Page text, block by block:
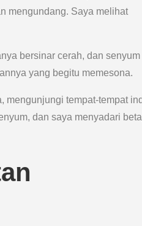
mengundang. Saya melihat
bersinar cerah, dan senyum
yang begitu memesona.
mengunjungi tempat-tempat
dan saya menyadari